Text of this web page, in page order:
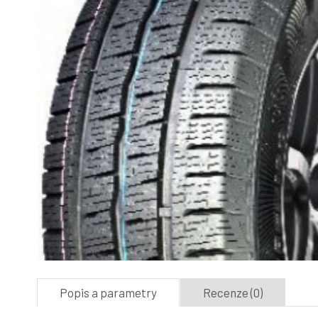
Popis a parametry Recenze (0)